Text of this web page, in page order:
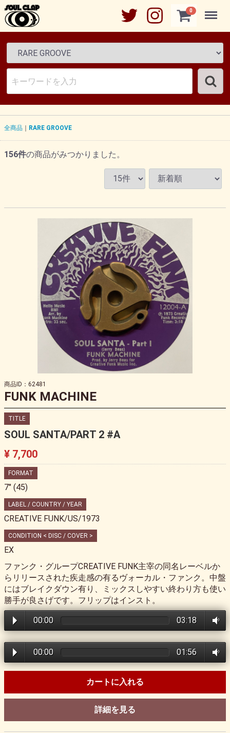
0 Menu
全商品 RARE GROOVE
156件の商品がみつかりました。
商品ID：62481
FUNK MACHINE
TITLE
SOUL SANTA/PART 2 #A
¥ 7,700
FORMAT
7" (45)
LABEL / COUNTRY / YEAR
CREATIVE FUNK/US/1973
CONDITION < DISC / COVER >
EX
ファンク・グループCREATIVE FUNK主宰の同名レーベルか
らリリースされた疾走感の有るヴォーカル・ファンク。中盤
にはブレイクダウン有り、ミックスしやすい終わり方も使い
勝手が良さげです。フリップはインスト。
00:00 03:18
00:00 01:56
カートに入れる
詳細を見る